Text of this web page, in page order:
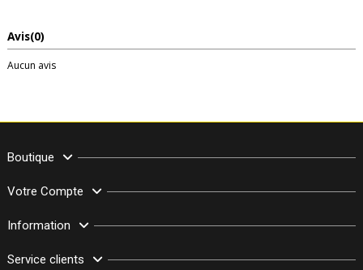
Avis(0)
Aucun avis
Boutique
Votre Compte
Information
Service clients